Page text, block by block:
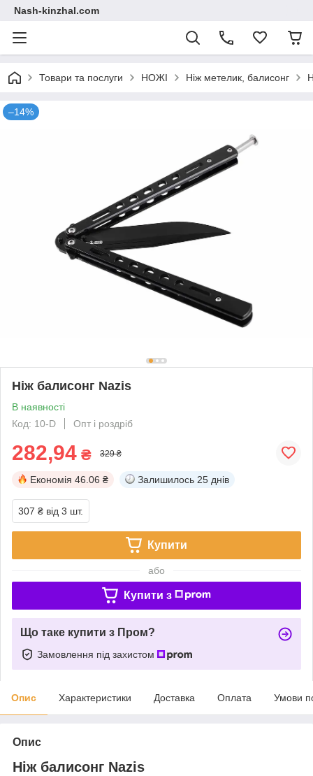
Nash-kinzhal.com
Товари та послуги НОЖІ Ніж метелик, балисонг
–14%
Ніж балисонг Nazis
В наявності
Код: 10-D
Опт і роздріб
282,94 ₴ 329 ₴
Економія 46.06 ₴ Залишилось 25 днів
307 ₴ від 3 шт.
Купити
або
Купити з
Що таке купити з Пром?
Замовлення під захистом
Опис Характеристики Доставка Оплата Умови
Опис
Ніж балисонг Nazis